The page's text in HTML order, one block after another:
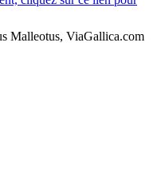
ViaGallica.com